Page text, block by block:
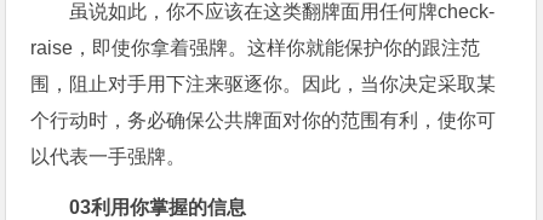
虽说如此，你不应该在这类翻牌面用任何牌check-
raise，即使你拿着强牌。这样你就能保护你的跟注范
围，阻止对手用下注来驱逐你。因此，当你决定采取某
个行动时，务必确保公共牌面对你的范围有利，使你可
以代表一手强牌。
03利用你掌握的信息